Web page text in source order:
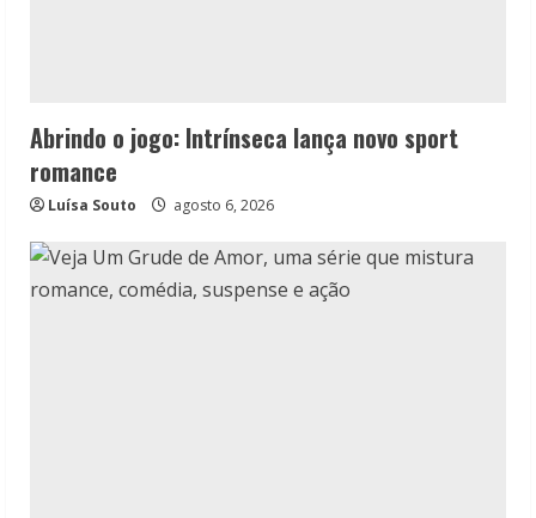
Abrindo o jogo: Intrínseca lança novo sport
romance
Luísa Souto agosto 6, 2026